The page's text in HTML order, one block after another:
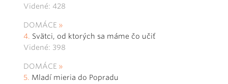
Videné: 428
DOMÁCE
Svätci, od ktorých sa máme čo učiť
Videné: 398
DOMÁCE
Mladí mieria do Popradu